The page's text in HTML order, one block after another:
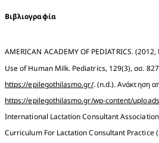
Βιβλιογραφία
AMERICAN ACADEMY OF PEDIATRICS.
https://epilegothilasmo.gr/
https://epilegothilasmo.gr/wp-content/
International Lactation Consultant
Curriculum For Lactation Consultant Practice